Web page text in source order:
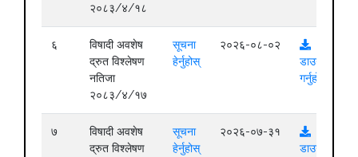
२०८३/४/१८
६
विषादी अवशेष
द्रुत विश्लेषण
नतिजा
२०८३/४/१७
सूचना
हेर्नुहोस्
२०२६-०८-०२
डाउनलोड
गर्नुहोस्
७
विषादी अवशेष
द्रुत विश्लेषण
सूचना
हेर्नुहोस्
२०२६-०७-३१
डाउनलोड